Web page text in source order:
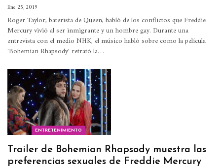
Ene 25, 2019
Roger Taylor, baterista de Queen, habló de los conflictos que Freddie
Mercury vivió al ser inmigrante y un hombre gay. Durante una
entrevista con el medio NHK, el músico habló sobre como la película
'Bohemian Rhapsody' retrató la…
ENTRETENIMIENTO
Trailer de Bohemian Rhapsody muestra las
preferencias sexuales de Freddie Mercury